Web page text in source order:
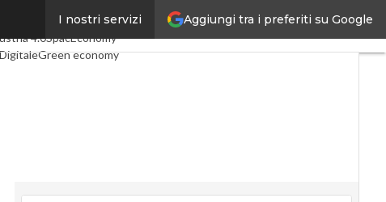
Aggiungi tra i preferiti su Google
I nostri servizi
Digital EconomyTelco
4.0SpacEconomy
Green economy